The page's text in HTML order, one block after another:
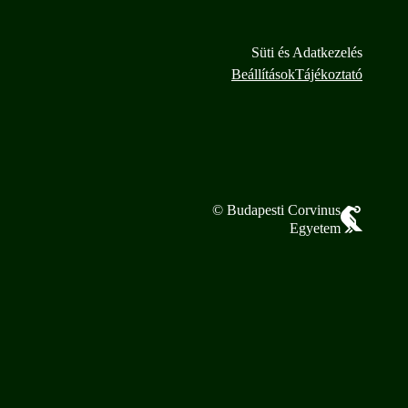
Süti és Adatkezelés
BeállításokTájékoztató
© Budapesti Corvinus
Egyetem